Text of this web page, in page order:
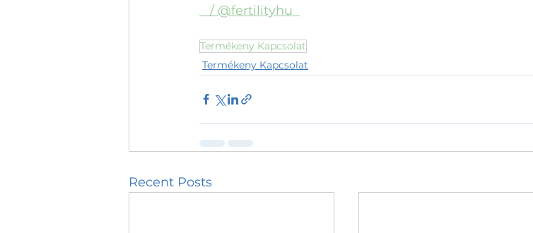
/ @fertilityhu
Termékeny Kapcsolat
Termékeny Kapcsolat
Recent Posts